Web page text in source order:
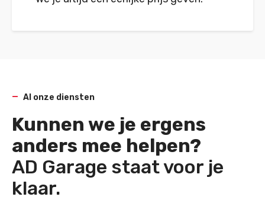
Al onze diensten
Kunnen we je ergens
anders mee helpen?
AD Garage staat voor je
klaar.